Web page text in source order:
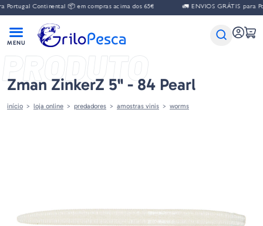
Continental 📦 em compras acima dos 65€ 🚛 ENVIOS GRÁTIS para
PRODUTO
Zman ZinkerZ 5" - 84 Pearl
início loja online predadores amostras vinis worms